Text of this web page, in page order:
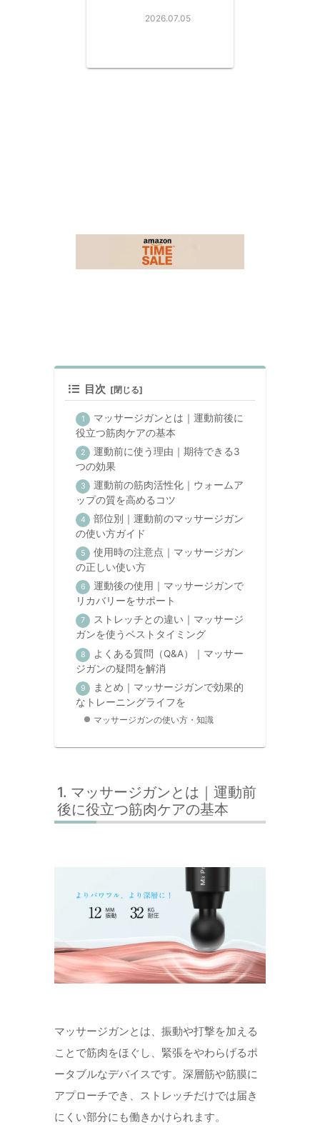
2026.07.05
目次
マッサージガンとは｜運動前後に
役立つ筋肉ケアの基本
運動前に使う理由｜期待できる3
つの効果
運動前の筋肉活性化｜ウォームア
ップの質を高めるコツ
部位別｜運動前のマッサージガン
の使い方ガイド
使用時の注意点｜マッサージガン
の正しい使い方
運動後の使用｜マッサージガンで
リカバリーをサポート
ストレッチとの違い｜マッサージ
ガンを使うベストタイミング
よくある質問（Q&A）｜マッサー
ジガンの疑問を解消
まとめ｜マッサージガンで効果的
なトレーニングライフを
マッサージガンの使い方・知識
マッサージガンとは｜運動前
後に役立つ筋肉ケアの基本
マッサージガンとは、振動や打撃を加える
ことで筋肉をほぐし、緊張をやわらげるポ
ータブルなデバイスです。深層筋や筋膜に
アプローチでき、ストレッチだけでは届き
にくい部分にも働きかけられます。